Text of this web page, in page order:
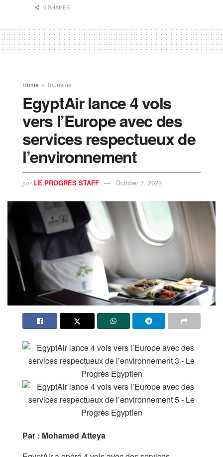
0 SHARES
Home Tourisme
EgyptAir lance 4 vols
vers l’Europe avec des
services respectueux de
l’environnement
par LE PROGRES STAFF October 7, 2022
Par : Mohamed Atteya